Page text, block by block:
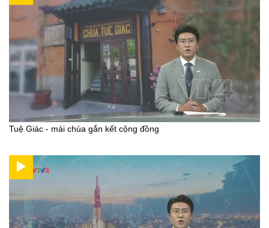
Tuệ Giác - mái chùa gắn kết cộng đồng